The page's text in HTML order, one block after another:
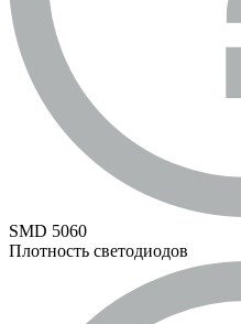
SMD 5060
Плотность светодиодов